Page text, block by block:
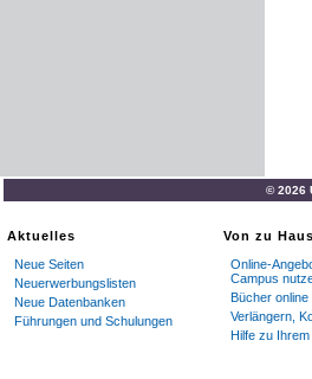
© 2026
Aktuelles
Neue Seiten
Neuerwerbungslisten
Neue Datenbanken
Führungen und Schulungen
Von zu
Online-
Campus
Bücher online
Verlängern,
Hilfe zu Ihrem